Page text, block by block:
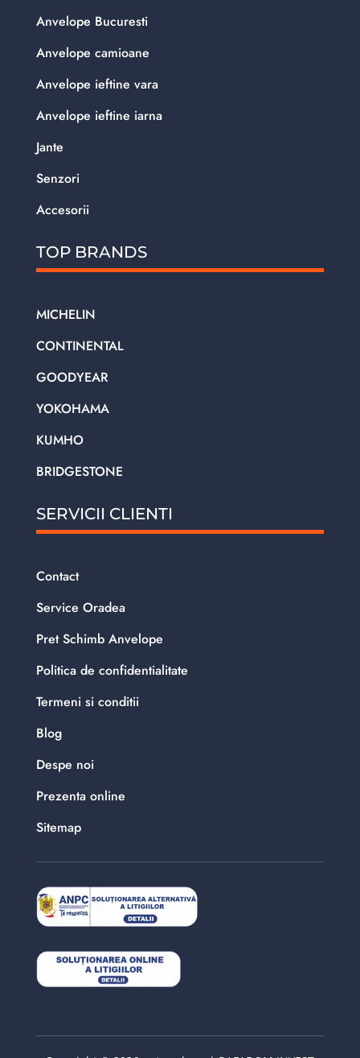
Anvelope Bucuresti
Anvelope camioane
Anvelope ieftine vara
Anvelope ieftine iarna
Jante
Senzori
Accesorii
TOP BRANDS
MICHELIN
CONTINENTAL
GOODYEAR
YOKOHAMA
KUMHO
BRIDGESTONE
SERVICII CLIENTI
Contact
Service Oradea
Pret Schimb Anvelope
Politica de confidentialitate
Termeni si conditii
Blog
Despe noi
Prezenta online
Sitemap